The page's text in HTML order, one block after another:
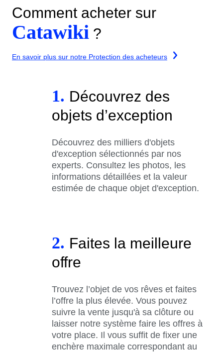
Comment acheter sur
Catawiki ?
En savoir plus sur notre Protection des acheteurs
1. Découvrez des
objets d’exception
Découvrez des milliers d'objets
d'exception sélectionnés par nos
experts. Consultez les photos, les
informations détaillées et la valeur
estimée de chaque objet d'exception.
2. Faites la meilleure
offre
Trouvez l’objet de vos rêves et faites
l’offre la plus élevée. Vous pouvez
suivre la vente jusqu'à sa clôture ou
laisser notre système faire les offres à
votre place. Il vous suffit de fixer une
enchère maximale correspondant au